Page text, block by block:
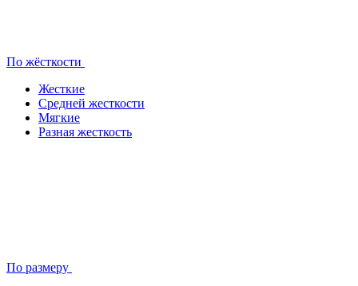
По жёсткости
Жесткие
Средней жесткости
Мягкие
Разная жесткость
По размеру